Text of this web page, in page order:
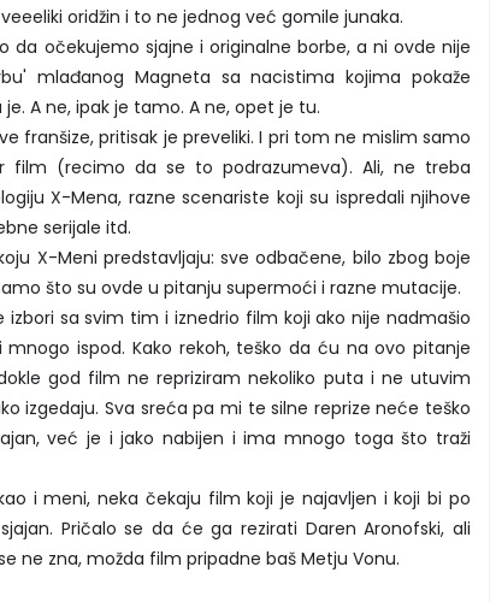
oridžin i to ne jednog već gomile junaka.
da očekujemo sjajne i originalne borbe, a ni ovde nije
mlađanog Magneta sa nacistima kojima pokaže
A ne, ipak je tamo. A ne, opet je tu.
franšize, pritisak je preveliki. I pri tom ne mislim samo
film (recimo da se to podrazumeva). Ali, ne treba
X-Mena, razne scenariste koji su ispredali njihove
serijale itd.
X-Meni predstavljaju: sve odbačene, bilo zbog boje
što su ovde u pitanju supermoći i razne mutacije.
izbori sa svim tim i iznedrio film koji ako nije nadmašio
ispod. Kako rekoh, teško da ću na ovo pitanje
god film ne repriziram nekoliko puta i ne utuvim
izgedaju. Sva sreća pa mi te silne reprize neće teško
već je i jako nabijen i ima mnogo toga što traži
i meni, neka čekaju film koji je najavljen i koji bi po
Pričalo se da će ga rezirati Daren Aronofski, ali
ne zna, možda film pripadne baš Metju Vonu.